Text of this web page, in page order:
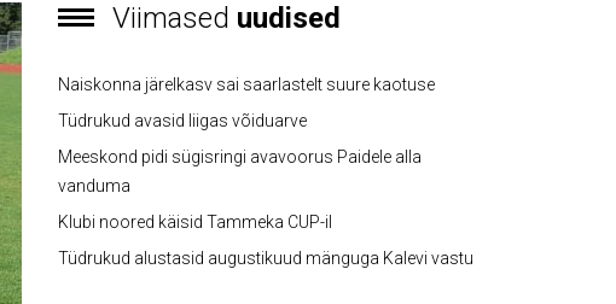
Viimased uudised
Naiskonna järelkasv sai saarlastelt suure kaotuse
Tüdrukud avasid liigas võiduarve
Meeskond pidi sügisringi avavoorus Paidele alla
vanduma
Klubi noored käisid Tammeka CUP-il
Tüdrukud alustasid augustikuud mänguga Kalevi vastu